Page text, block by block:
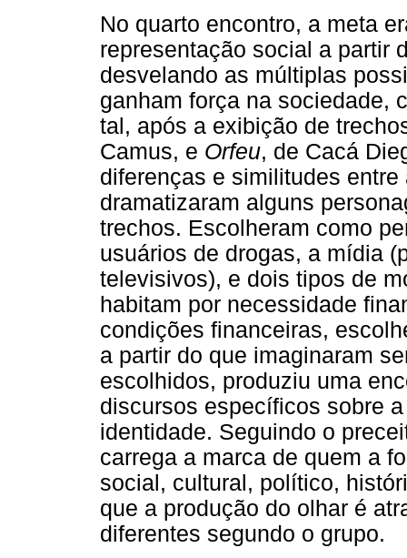
No quarto encontro, a meta
representação social a partir
desvelando as múltiplas
ganham força na sociedade,
tal, após a exibição de
Camus, e Orfeu, de Cacá
diferenças e similitudes
dramatizaram alguns
trechos. Escolheram como
usuários de drogas, a mídia
televisivos), e dois tipos de
habitam por necessidade
condições financeiras,
a partir do que imaginaram
escolhidos, produziu uma
discursos específicos sobre
identidade. Seguindo o
carrega a marca de quem a
social, cultural, político,
que a produção do olhar é
diferentes segundo o grupo.